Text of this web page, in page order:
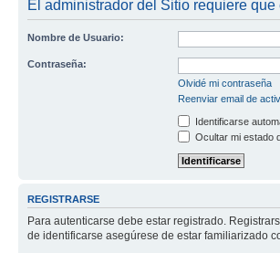
El administrador del Sitio requiere
Nombre de Usuario:
Contraseña:
Olvidé mi contraseña
Reenviar email de
Identificarse
Ocultar mi estado
REGISTRARSE
Para autenticarse debe estar registrado.
de identificarse asegúrese de estar familiarizado